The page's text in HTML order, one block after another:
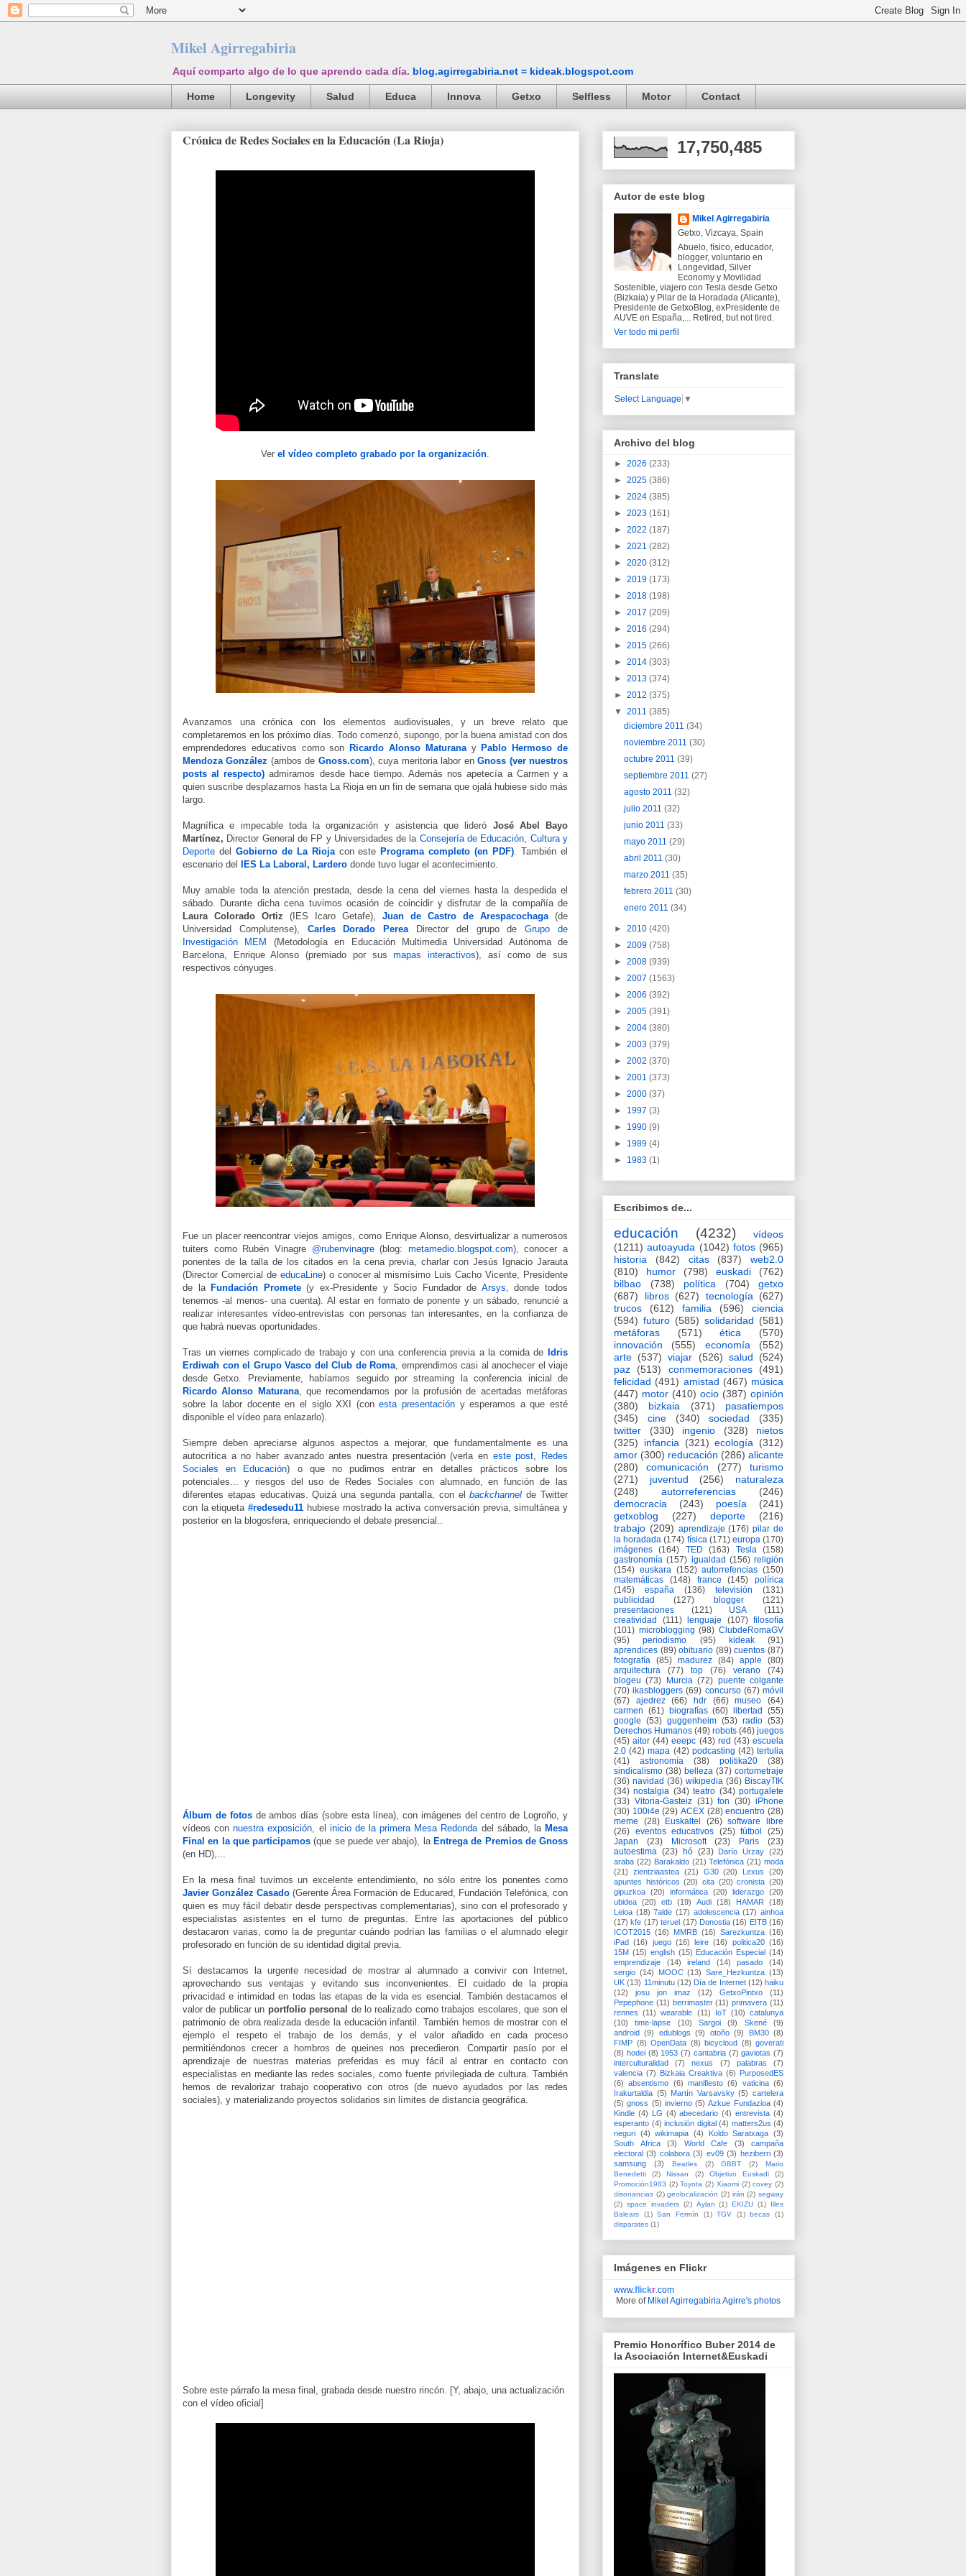
Mikel Agirregabiria
Aquí comparto algo de lo que aprendo cada día. blog.agirregabiria.net = kideak.blogspot.com
Home Longevity Salud Educa Innova Getxo Selfless Motor Contact
Crónica de Redes Sociales en la Educación (La Rioja)
Ver el vídeo completo grabado por la organización
Avanzamos una crónica con los elementos audiovisuales, y un breve relato que
completaremos en los próximo días. Todo comenzó, supongo, por la buena amistad con dos
emprendedores educativos como son Ricardo Alonso Maturana y Pablo Hermoso de
Mendoza González (ambos de Gnoss.com), cuya meritoria labor enGnoss (ver nuestros
posts al respecto) admiramos desde hace tiempo. Además nos apetecía a Carmen y a
quien suscribe desplazarnos hasta La Rioja en un fin de semana que ojalá hubiese sido más
largo.
Magnífica e impecable toda la organización y asistencia que lideró José Abel Bayo
Martínez, Director General de FP y Universidades de la Consejería de Educación, Cultura y
Deporte del Gobierno de La Riojacon este Programa completo (en PDF) . También el
escenario del
IES La Laboral, Lardero donde tuvo lugar el acontecimiento.
Muy amable toda la atención prestada, desde la cena del viernes hasta la despedida el
sábado. Durante dicha cena tuvimos ocasión de coincidir y disfrutar de la compañía de
Laura Colorado Ortiz (IES Icaro Getafe), Juan de Castro de Arespacochaga (de
Universidad Complutense), Carles Dorado Perea Director del grupo deGrupo de
Investigación MEM
(Metodología en Educación Multimedia Universidad Autónoma de
Barcelona, Enrique Alonso (premiado por susmapas interactivos), así como de sus
respectivos cónyuges.
Fue un placer reencontrar viejos amigos, como Enrique Alonso, desvirtualizar a numerosos
tuiters como Rubén Vinagre @rubenvinagre(blog: metamedio.blogspot.com), conocer a
ponentes de la talla de los citados en la cena previa, charlar con Jesús Ignacio Jarauta
(Director Comercial de educaLine) o conocer al mismísimo Luis Cacho Vicente, Presidente
de la Fundación Promete(y ex-Presidente y Socio Fundador de Arsys , donde todos
tenemos -al menos- una cuenta). Al estar en formato de ponente y un sábado, renuncié a
realizar interesantes vídeo-entrevistas con personas tan interesantes, en la confianza de
que habrá nuevas oportunidades.
Tras un viernes complicado de trabajo y con una conferencia previa a la comida de
Idris
Erdiwah con el Grupo Vasco del Club de Roma , emprendimos casi al anochecer el viaje
desde Getxo. Previamente, habíamos seguido por streaming la conferencia inicial de
Ricardo Alonso Maturana, que recomendamos por la profusión de acertadas metáforas
sobre la labor docente en el siglo XXI (conesta presentación y esperamos a que esté
disponible el vídeo para enlazarlo).
Siempre deben apreciarse algunos aspectos a mejorar, que fundamentalmente es una
autocrítica a no haber avanzado antes nuestra presentación (verla en este post,
Redes
Sociales en Educación) o que no pudimos entrar en detalles prácticos sobre los
potenciales... y riesgos del uso de Redes Sociales con alumnado, en función de las
diferentes etapas educativas. Quizá una segunda pantalla, con elbackchannel de Twitter
con la etiqueta#redesedu11 hubiese mostrado la activa conversación previa, simultánea y
posterior en la blogosfera, enriqueciendo el debate presencial..
Álbum de fotosde ambos días (sobre esta línea), con imágenes del centro de Logroño, y
vídeos connuestra exposición , el inicio de la primera Mesa Redonda del sábado, la Mesa
Final en la que participamos (que se puede ver abajo), la Entrega de Premios de Gnoss
(en HD),...
En la mesa final tuvimos un excelente entendimiento, no sólo entre los ponentes como
Javier González Casado (Gerente Área Formación de Educared, Fundación Telefónica, con
quien es muy fácil debatir desde perspectivas complementarias), sino con el profesorado y
especialistas asistentes en el turno de preguntas. Entre las aportaciones del público
destacaron varias, como la de preguntar cuándo podrían las familias o el alumnado elegir
profesorado en función de su identidad digital previa.
Sí destacamos la urgente necesidad de mostrar al alumnado a convivir con Internet,
aprovechando sus ventajas y evitando sus inconvenientes. El cuidado de la propia
privacidad e intimidad en todas las etapas de la vida es esencial. También destacamos el
valor de publicar un portfolio personal de lo realizado como trabajos escolares, que son el
patrimonio de obra realizada desde la educación infantil. También hemos de mostrar con el
ejemplo el respeto el trabajo de los demás, y el valor añadido en cada proceso
permitiéndonos crecer a hombros de queines nos precedieron. Compartir pasío por el
aprendizaje de nuestras materias preferidas es muy fácil al entrar en contacto con
especialistas en mediante las redes sociales, como fuente privilegiada de cultura. También
hemos de revalorizar trabajo cooperativo con otros (de nuevo ayudados por las redes
sociales), y materializando proyectos solidarios sin límites de distancia geográfica.
Sobre este párrafo la mesa final, grabada desde nuestro rincón. [Y, abajo, una actualización
con el vídeo oficial]
17,750,485
Autor de este blog
Mikel Agirregabiria
Getxo, Vizcaya, Spain
Abuelo, físico, educador,
blogger, voluntario en
Longevidad, Silver
Economy y Movilidad
Sostenible, viajero con Tesla desde Getxo
(Bizkaia) y Pilar de la Horadada (Alicante),
Presidente de GetxoBlog, exPresidente de
AUVE en España,... Retired, but not tired.
Ver todo mi perfil
Translate
Select Language ▼
Archivo del blog
► 2026 (233)
► 2025 (386)
► 2024 (385)
► 2023 (161)
► 2022 (187)
► 2021 (282)
► 2020 (312)
► 2019 (173)
► 2018 (198)
► 2017 (209)
► 2016 (294)
► 2015 (266)
► 2014 (303)
► 2013 (374)
► 2012 (375)
▼ 2011 (385)
diciembre 2011(34)
noviembre 2011(30)
octubre 2011(39)
septiembre 2011(27)
agosto 2011(32)
julio 2011(32)
junio 2011(33)
mayo 2011(29)
abril 2011(30)
marzo 2011(35)
febrero 2011(30)
enero 2011(34)
► 2010 (420)
► 2009 (758)
► 2008 (939)
► 2007 (1563)
► 2006 (392)
► 2005 (391)
► 2004 (380)
► 2003 (379)
► 2002 (370)
► 2001 (373)
► 2000 (37)
► 1997 (3)
► 1990 (9)
► 1989 (4)
► 1983 (1)
Escribimos de...
educación (4232)
vídeos
(1211) autoayuda (1042) fotos (965)
historia
(842) citas (837)
web2.0
(810)
humor (798) euskadi
(762)
bilbao
(738) política (704)
getxo
(687)
libros (627) tecnología
(627)
trucos
(612) familia (596)
ciencia
(594) futuro (585) solidaridad (581)
metáforas
(571) ética
(570)
innovación
(555) economía
(552)
arte (537) viajar (526) salud
(524)
paz
(513) conmemoraciones
(491)
felicidad (491) amistad (467) música
(447) motor (410) ocio (387) opinión
(380)
bizkaia (371)
pasatiempos
(345)
cine (340) sociedad
(335)
twitter
(330) ingenio (328)
nietos
(325)
infancia (321) ecología
(312)
amor (300) reducación (286) alicante
(280)
comunicación (277)
turismo
(271)
juventud (256)
naturaleza
(248)
autorreferencias
(246)
democracia
(243) poesía
(241)
getxoblog
(227) deporte
(216)
trabajo (209) aprendizaje (176) pilar de
la horadada (174) física (171) europa (170)
imágenes
(164) TED (163) Tesla
(158)
gastronomía (157) igualdad (156) religión
(154) euskara (152) autorrefencias (150)
matemáticas
(148) france (145)
polírica
(145)
españa (136) televisión
(131)
publicidad
(127) blogger
(121)
presentaciones
(121) USA
(111)
creatividad
(111) lenguaje (107) filosofía
(101) microblogging (98) ClubdeRomaGV
(95)
periodismo (95) kideak
(91)
aprendices (89) obituario (89) cuentos (87)
fotografía (85) madurez (84) apple
(80)
arquitectura
(77) top (76) verano
(74)
blogeu (73) Murcia (72) puente colgante
(70) ikasbloggers (69) concurso (67) móvil
(67)
ajedrez (66) hdr (66) museo
(64)
carmen (61) biografías (60) libertad
(55)
google (53) guggenheim (53) radio (53)
Derechos Humanos (49) robots (46) juegos
(45) aitor (44) eeepc (43) red (43) escuela
2.0 (42) mapa (42) podcasting (42) tertulia
(41)
astronomía (38) politika20
(38)
sindicalismo (38) belleza (37) cortometraje
(36) navidad (36) wikipedia (36) BiscayTIK
(34) nostalgia (34) teatro (34) portugalete
(33) Vitoria-Gasteiz (31) fon (30) iPhone
(30) 100i4e (29) ACEX (28) encuentro (28)
meme
(28) Euskaltel (26) software libre
(26) eventos educativos (25) fútbol
(25)
Japan
(23) Microsoft (23) Paris
(23)
autoestima (23) hó (23) Darío Urzay (22)
araba (22) Barakaldo (21) Telefónica (21) moda
(21)
zientziaastea (21) G30 (20) Lexus
(20)
apuntes históricos (20) cita (20) cronista (20)
gipuzkoa (20) informática (20) liderazgo (20)
ubidea (20) etb (19) Audi (18) HAMAR
(18)
Leioa (18) 7alde (17) adolescencia (17) ainhoa
(17) kfe (17) teruel (17) Donostia (16) EITB (16)
ICOT2015 (16) MMRB (16) Sarezkuntza (16)
iPad (16) juego (16) leire (16) politica20 (16)
15M (15) english (15) Educación Especial (14)
emprendizaje
(14) ireland (14) pasado
(14)
sergio (14) MOOC (13) Sare_Hezkuntza (13)
UK (13) 11minutu (12) Día de Internet (12) haiku
(12)
josu jon imaz (12) GetxoPintxo
(11)
Pepephone (11) berrimaster (11) primavera (11)
rennes (11) wearable (11) IoT (10) catalunya
(10)
time-lapse (10) Sargoi (9) Skené
(9)
android (9) edublogs (9) otoño (9) BM30 (8)
FIMP (8) OpenData (8) bicycloud (8) goverati
(8) hodei (8) 1953 (7) cantabria (7) gaviotas (7)
interculturalidad
(7) nexus (7) palabras
(7)
valencia (7) Bizkaia Creaktiva (6) PurposedES
(6)
absentismo (6) manifiesto (6) vaticina (6)
Irakurtaldia (5) Martín Varsavsky (5) cartelera
(5) gnoss (5) invierno (5) Azkue Fundazioa (4)
Kindle (4) LG (4) abecedario (4) entrevista (4)
esperanto (4) inclusión digital (4) matters2us (4)
neguri (4) wikimapia (4) Koldo Saratxaga (3)
South Africa
(3) World Cafe (3)
campaña
electoral (3) colabora (3) ev09 (3) heziberri (3)
samsung
(3) Beatles (2) GBBT (2)
Mario
Benedetti
(2) Nissan (2) Objetivo Euskadi
(2)
Promoción1983 (2) Toyota (2) Xiaomi (2) covey (2)
disonancias (2) geolocalización (2) irán (2) segway
(2) space invaders (2) Aylan (1) EKIZU (1)
Illes
Balears
(1) San Fermín (1) TGV (1) becas
(1)
disparates (1)
Imágenes en Flickr
www.flickr .com
More of Mikel Agirregabiria Agirre's photos
Premio Honorífico Buber 2014 de
la Asociación Internet&Euskadi